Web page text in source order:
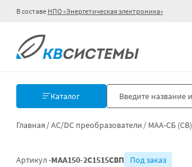
В составе НПО «Энергетическая электроника»
Каталог
Главная AC/DC преобразователи МАА-СБ (СВ)
Артикул -МАА150-2С1515СВП
Под заказ